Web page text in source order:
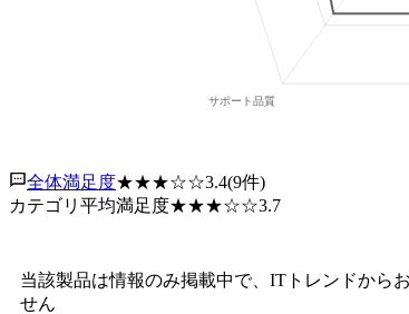
全体満足度★★★☆☆3.4(9件)
カテゴリ平均満足度★★★☆☆3.7
当該製品は情報のみ掲載中で、ITトレンドから
せん